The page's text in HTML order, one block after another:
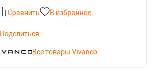
Сравнить В избранное
Поделиться
Все товары Vivanco